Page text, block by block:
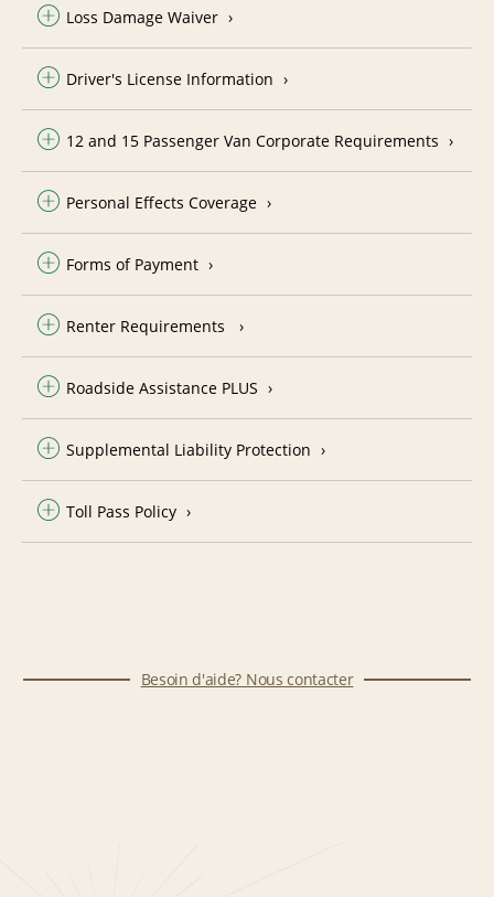
Loss Damage Waiver
Driver's License Information
12 and 15 Passenger Van Corporate Requirements
Personal Effects Coverage
Forms of Payment
Renter Requirements
Roadside Assistance PLUS
Supplemental Liability Protection
Toll Pass Policy
Besoin d'aide? Nous contacter